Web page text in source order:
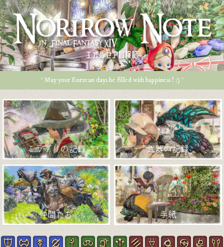
エオルゼア冒険記
* May your Eorzean days be filled with happiness ! :) *
ミラプリの記録 武器の記録
仲間たち 手紙